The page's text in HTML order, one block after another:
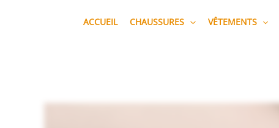
ACCUEIL CHAUSSURES VÊTEMENTS